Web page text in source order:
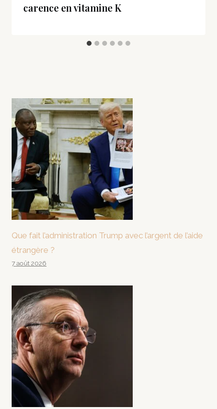
carence en vitamine K
Que fait l’administration Trump avec l’argent de l’aide
étrangère ?
7 août 2026